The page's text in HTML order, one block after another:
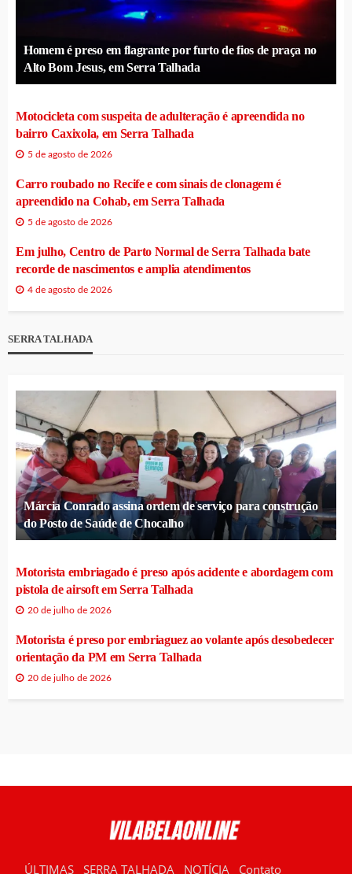
Homem é preso em flagrante por furto de fios de praça no
Alto Bom Jesus, em Serra Talhada
Motocicleta com suspeita de adulteração é apreendida no
bairro Caxixola, em Serra Talhada
5 de agosto de 2026
Carro roubado no Recife e com sinais de clonagem é
apreendido na Cohab, em Serra Talhada
5 de agosto de 2026
Em julho, Centro de Parto Normal de Serra Talhada bate
recorde de nascimentos e amplia atendimentos
4 de agosto de 2026
SERRA TALHADA
Márcia Conrado assina ordem de serviço para construção
do Posto de Saúde de Chocalho
Motorista embriagado é preso após acidente e abordagem com
pistola de airsoft em Serra Talhada
20 de julho de 2026
Motorista é preso por embriaguez ao volante após desobedecer
orientação da PM em Serra Talhada
20 de julho de 2026
ÚLTIMAS SERRA TALHADA NOTÍCIA Contato